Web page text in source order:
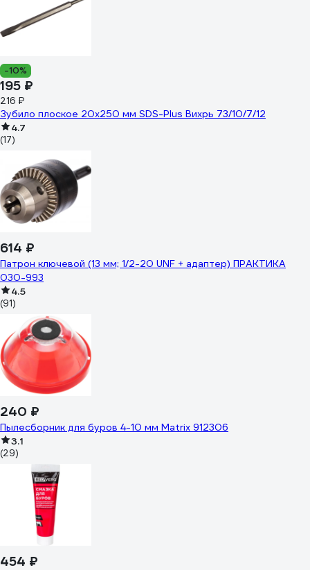
-10%
195 ₽
216 ₽
Зубило плоское 20x250 мм SDS-Plus Вихрь 73/10/7/12
4.7
(17)
614 ₽
Патрон ключевой (13 мм; 1/2-20 UNF + адаптер) ПРАКТИКА
030-993
4.5
(91)
240 ₽
Пылесборник для буров 4-10 мм Matrix 912306
3.1
(29)
454 ₽